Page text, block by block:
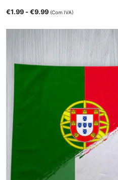
€1.99 -€9.99 (Com IVA)